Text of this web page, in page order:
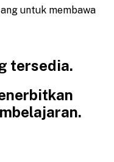
untuk membawa
tersedia.